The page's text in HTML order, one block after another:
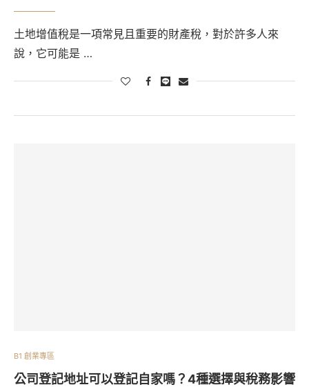
土地增值稅是一項常見且重要的財產稅，對於許多人來
說，它可能是 …
B1 創業專區
公司登記地址可以登記自家嗎？4種選擇與稅務影響